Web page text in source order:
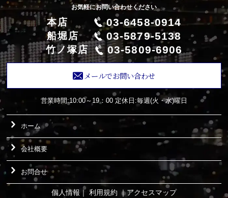
お気軽にお問い合わせください
本店 03-6458-0914
船堀店 03-5879-5138
竹ノ塚店 03-5809-6906
メールでお問い合わせ
営業時間:10:00～19：00 定休日:毎週(火・水)曜日
ホーム
会社概要
お問合せ
個人情報 ｜ 利用規約 ｜アクセスマップ